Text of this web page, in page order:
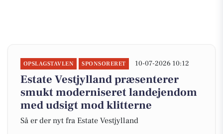
OPSLAGSTAVLEN SPONSORERET 10-07-2026 10:12
Estate Vestjylland præsenterer
smukt moderniseret landejendom
med udsigt mod klitterne
Så er der nyt fra Estate Vestjylland